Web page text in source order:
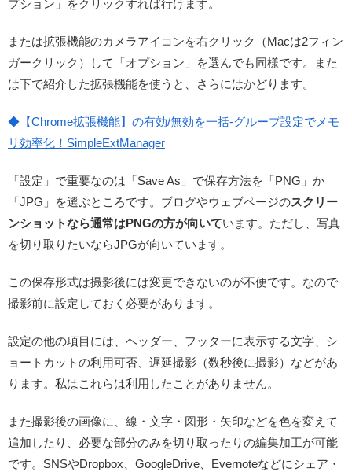
プション」をクリックすれば行けます。
または拡張機能のカメラアイコンを右クリック（Macは2フィン
ガークリック）して「オプション」を選んでも同様です。また
は下で紹介した拡張機能を使うと、さらにはかどります。
◆【Chrome拡張機能】の有効/無効を一括-グループ設定でメモ
リ効率化！SimpleExtManager
「設定」で重要なのは「Save As」で保存方法を「PNG」か
「JPG」を選ぶところです。ブログやウェブページのスクリー
ンショットなら通常はPNGの方が向いています。ただし、写真
を切り取りたいならJPGが向いています。
この保存形式は撮影後には変更できないのが不便です。なので
撮影前に設定しておく必要があります。
設定の他の項目には、ヘッダー、フッターに表示する文字、シ
ョートカットの利用可否、遅延撮影（数秒後に撮影）などがあ
ります。私はこれらは利用したことがありません。
また撮影後の画像に、線・文字・図形・矢印などを色を変えて
追加したり、必要な部分のみを切り取ったりの編集加工が可能
です。SNSやDropbox、GoogleDrive、Evernoteなどにシェア・